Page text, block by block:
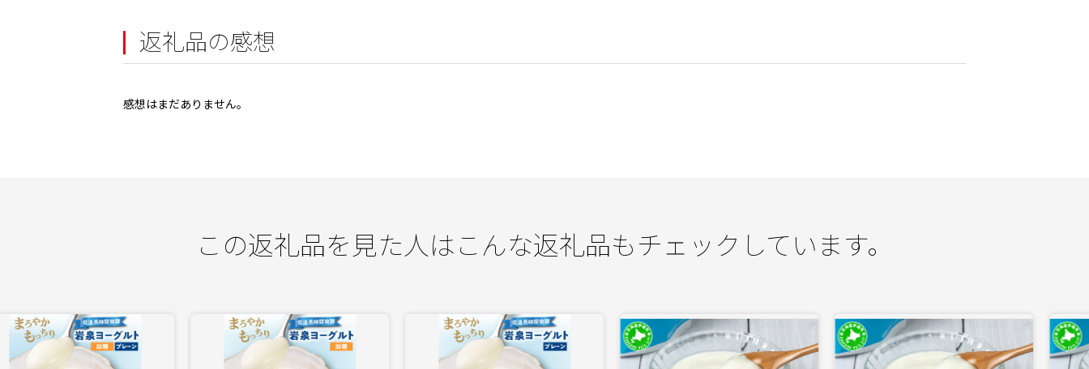
返礼品の感想
感想はまだありません。
この返礼品を見た人はこんな返礼品もチェックしています。